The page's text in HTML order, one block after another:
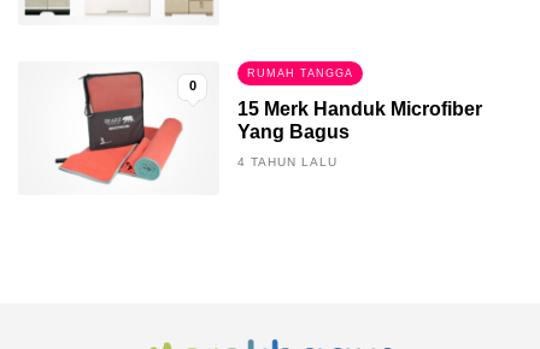
0
RUMAH TANGGA
15 Merk Handuk Microfiber
Yang Bagus
4 TAHUN LALU